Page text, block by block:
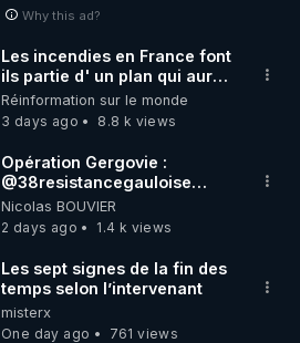
Why this ad?
Les incendies en France font
ils partie d' un plan qui aurait
débuté le 11 septembre 2001
?
Réinformation sur le monde
3 days ago
8.8 k views
Opération Gergovie :
‪@38resistancegauloise‬
‪@MarionSigautOfficiel‬
‪@gladysriifard5710‬ Laëtitia
Nicolas BOUVIER
2 days ago
1.4 k views
Les sept signes de la fin des
temps selon l’intervenant
misterx
One day ago
761 views